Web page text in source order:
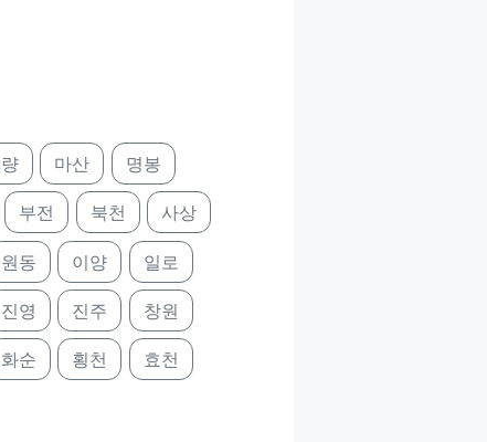
마산 명봉
부전 북천 사상
원동 이양 일로
진영 진주 창원
화순 횡천 효천